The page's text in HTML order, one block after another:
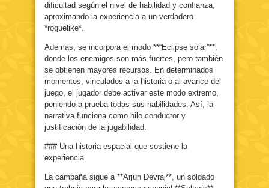
dificultad según el nivel de habilidad y confianza,
aproximando la experiencia a un verdadero
*roguelike*.
Además, se incorpora el modo **“Eclipse solar”**,
donde los enemigos son más fuertes, pero también
se obtienen mayores recursos. En determinados
momentos, vinculados a la historia o al avance del
juego, el jugador debe activar este modo extremo,
poniendo a prueba todas sus habilidades. Así, la
narrativa funciona como hilo conductor y
justificación de la jugabilidad.
### Una historia espacial que sostiene la
experiencia
La campaña sigue a **Arjun Devraj**, un soldado